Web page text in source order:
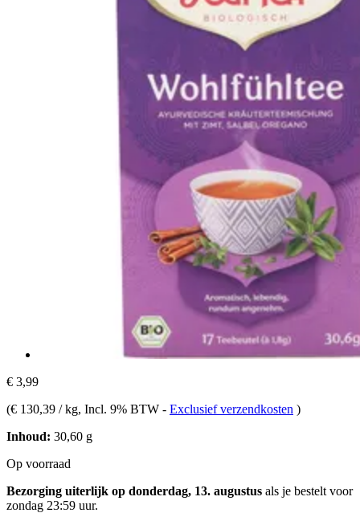
€ 3,99
(€ 130,39 / kg, Incl. 9% BTW - Exclusief verzendkosten )
Inhoud: 30,60 g
Op voorraad
Bezorging uiterlijk op donderdag, 13. augustus als je bestelt voor
zondag 23:59 uur.